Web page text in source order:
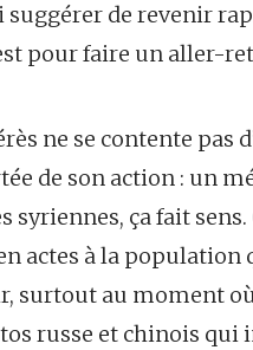
de revenir
pour faire un aller-
ne se contente pas
de son action : un
syriennes, ça fait
actes à la population
surtout au moment
russe et chinois